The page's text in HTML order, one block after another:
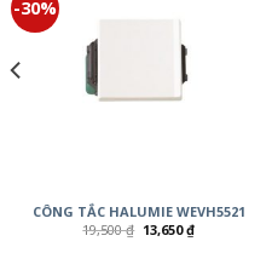
-30%
CÔNG TẮC HALUMIE WEVH5521
19,500₫ 13,650₫